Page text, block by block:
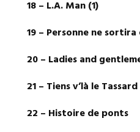
18 – L.A. Man (1)
19 – Personne ne
20 – Ladies and
21 – Tiens v’là le Tassard
22 – Histoire de ponts